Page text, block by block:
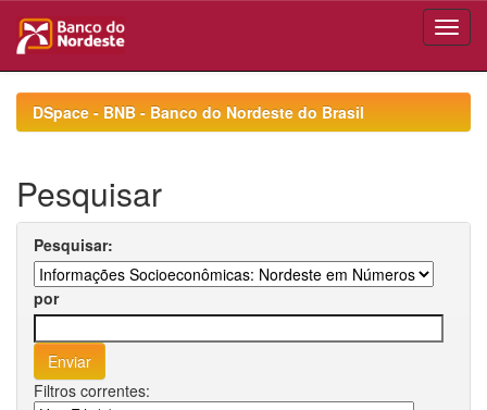
navigationDSpace - BNB - Banco do Nordeste do Brasil
Pesquisar
Pesquisar:
por
Filtros correntes: